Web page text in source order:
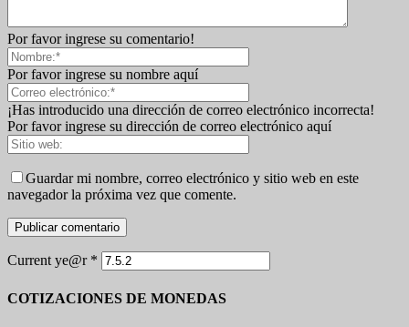
Por favor ingrese su comentario!
Por favor ingrese su nombre aquí
¡Has introducido una dirección de correo electrónico incorrecta!
Por favor ingrese su dirección de correo electrónico aquí
Guardar mi nombre, correo electrónico y sitio web en este
navegador la próxima vez que comente.
Current ye@r *
COTIZACIONES DE MONEDAS